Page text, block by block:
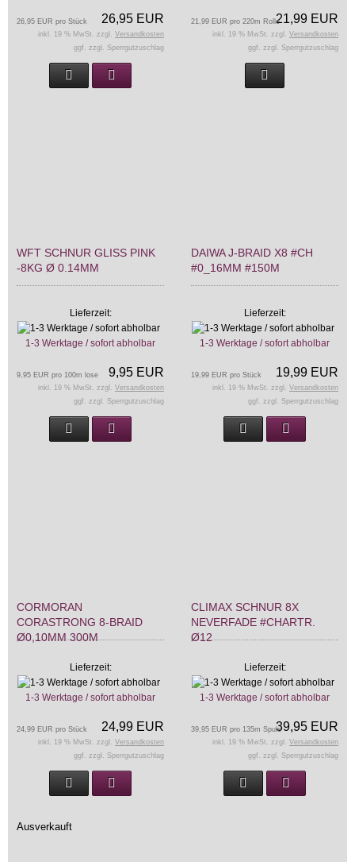
26,95 EUR
26,95 EUR pro Stück
inkl. 19 % MwSt. zzgl. Versandkosten
ggf. zzgl. Sperrgutzuschlag
21,99 EUR
21,99 EUR pro 220m Rolle
inkl. 19 % MwSt. zzgl. Versandkosten
ggf. zzgl. Sperrgutzuschlag
WFT SCHNUR GLISS PINK
-8KG Ø 0.14MM
Lieferzeit:
1-3 Werktage / sofort abholbar
9,95 EUR
9,95 EUR pro 100m lose
inkl. 19 % MwSt. zzgl. Versandkosten
ggf. zzgl. Sperrgutzuschlag
DAIWA J-BRAID X8 #CH
#0_16MM #150M
Lieferzeit:
1-3 Werktage / sofort abholbar
19,99 EUR
19,99 EUR pro Stück
inkl. 19 % MwSt. zzgl. Versandkosten
ggf. zzgl. Sperrgutzuschlag
CORMORAN
CORASTRONG 8-BRAID
Ø0,10MM 300M
Lieferzeit:
1-3 Werktage / sofort abholbar
24,99 EUR
24,99 EUR pro Stück
inkl. 19 % MwSt. zzgl. Versandkosten
ggf. zzgl. Sperrgutzuschlag
CLIMAX SCHNUR 8X
NEVERFADE #CHARTR.
Ø12
Lieferzeit:
1-3 Werktage / sofort abholbar
39,95 EUR
39,95 EUR pro 135m Spule
inkl. 19 % MwSt. zzgl. Versandkosten
ggf. zzgl. Sperrgutzuschlag
Ausverkauft